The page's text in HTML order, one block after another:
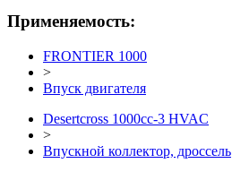
Применяемость:
FRONTIER 1000
>
Впуск двигателя
Desertcross 1000cc-3 HVAC
>
Впускной коллектор, дроссель